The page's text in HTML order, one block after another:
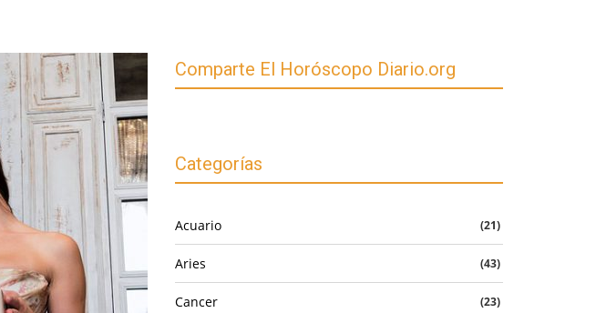
Comparte El Horóscopo Diario.org
Categorías
Acuario (21)
Aries (43)
Cancer (23)